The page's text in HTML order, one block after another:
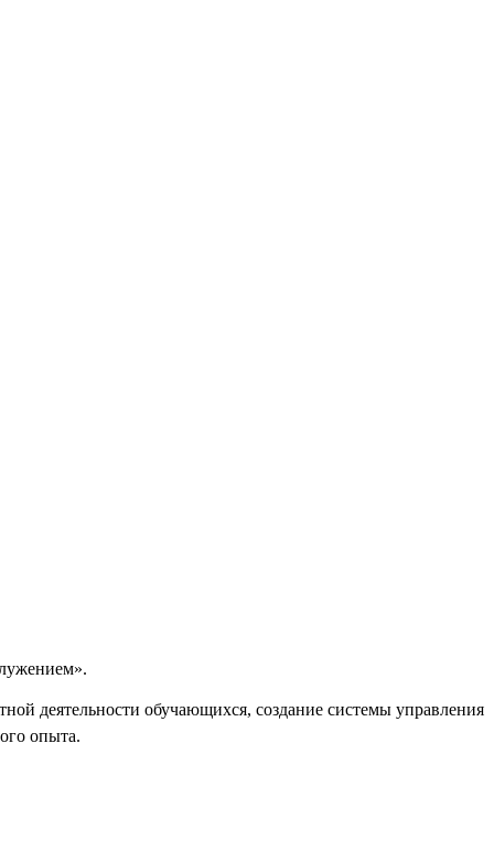
деятельности обучающихся, создание системы управления
опыта.